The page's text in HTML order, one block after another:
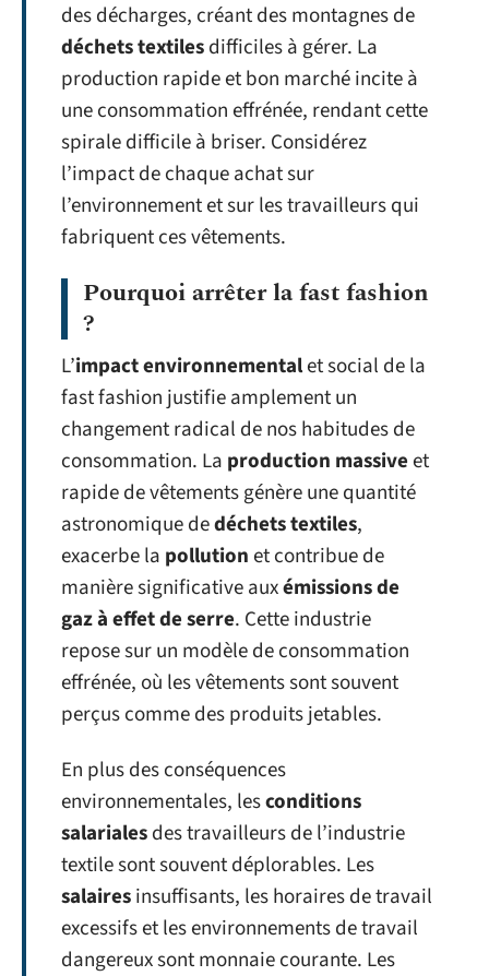
des décharges, créant des montagnes de
déchets textilesdifficiles à gérer. La
production rapide et bon marché incite à
une consommation effrénée, rendant cette
spirale difficile à briser. Considérez
l’impact de chaque achat sur
l’environnement et sur les travailleurs qui
fabriquent ces vêtements.
Pourquoi arrêter la fast fashion
?
L’impact environnementalet social de la
fast fashion justifie amplement un
changement radical de nos habitudes de
consommation. La production massiveet
rapide de vêtements génère une quantité
astronomique dedéchets textiles,
exacerbe la pollutionet contribue de
manière significative auxémissions de
gaz à effet de serre. Cette industrie
repose sur un modèle de consommation
effrénée, où les vêtements sont souvent
perçus comme des produits jetables.
En plus des conséquences
environnementales, lesconditions
salarialesdes travailleurs de l’industrie
textile sont souvent déplorables. Les
salairesinsuffisants, les horaires de travail
excessifs et les environnements de travail
dangereux sont monnaie courante. Les